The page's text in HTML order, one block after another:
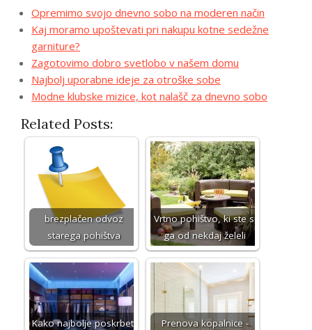
Opremimo svojo dnevno sobo na moderen način
Kaj moramo upoštevati pri nakupu kotne sedežne
garniture?
Zagotovimo dobro svetlobo v našem domu
Najbolj uporabne ideje za otroške sobe
Modne klubske mizice, kot nalašč za dnevno sobo
Related Posts:
brezplačen odvoz
starega pohištva
Vrtno pohištvo, ki ste si
ga od nekdaj želeli
Kako najbolje poskrbeti
Prenova kopalnice -